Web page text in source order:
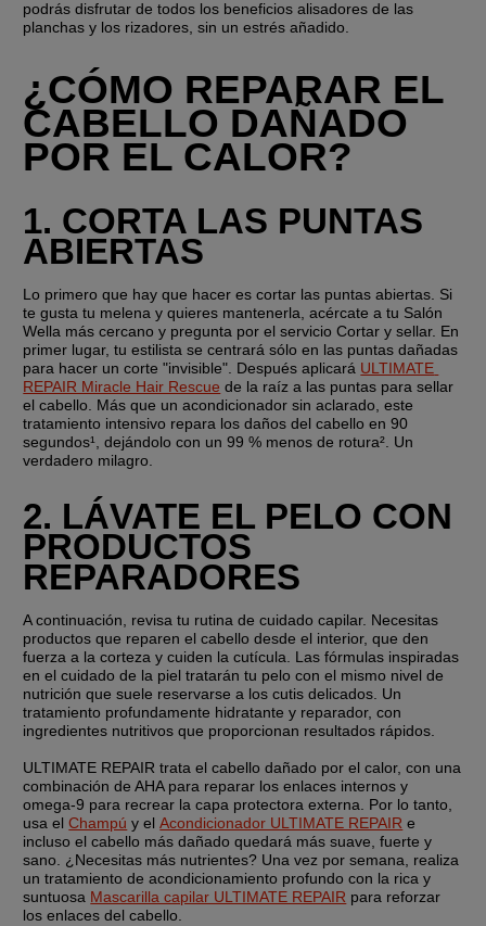
podrás disfrutar de todos los beneficios alisadores de las
planchas y los rizadores, sin un estrés añadido.
¿CÓMO REPARAR EL
CABELLO DAÑADO
POR EL CALOR?
1. CORTA LAS PUNTAS
ABIERTAS
Lo primero que hay que hacer es cortar las puntas abiertas. Si
te gusta tu melena y quieres mantenerla, acércate a tu Salón
Wella más cercano y pregunta por el servicio Cortar y sellar. En
primer lugar, tu estilista se centrará sólo en las puntas dañadas
para hacer un corte "invisible". Después aplicará ULTIMATE
REPAIR Miracle Hair Rescue de la raíz a las puntas para sellar
el cabello. Más que un acondicionador sin aclarado, este
tratamiento intensivo repara los daños del cabello en 90
segundos¹, dejándolo con un 99 % menos de rotura². Un
verdadero milagro.
2. LÁVATE EL PELO CON
PRODUCTOS
REPARADORES
A continuación, revisa tu rutina de cuidado capilar. Necesitas
productos que reparen el cabello desde el interior, que den
fuerza a la corteza y cuiden la cutícula. Las fórmulas inspiradas
en el cuidado de la piel tratarán tu pelo con el mismo nivel de
nutrición que suele reservarse a los cutis delicados. Un
tratamiento profundamente hidratante y reparador, con
ingredientes nutritivos que proporcionan resultados rápidos.
ULTIMATE REPAIR trata el cabello dañado por el calor, con una
combinación de AHA para reparar los enlaces internos y
omega-9 para recrear la capa protectora externa. Por lo tanto,
usa el Champú y el Acondicionador ULTIMATE REPAIR e
incluso el cabello más dañado quedará más suave, fuerte y
sano. ¿Necesitas más nutrientes? Una vez por semana, realiza
un tratamiento de acondicionamiento profundo con la rica y
suntuosa Mascarilla capilar ULTIMATE REPAIR para reforzar
los enlaces del cabello.